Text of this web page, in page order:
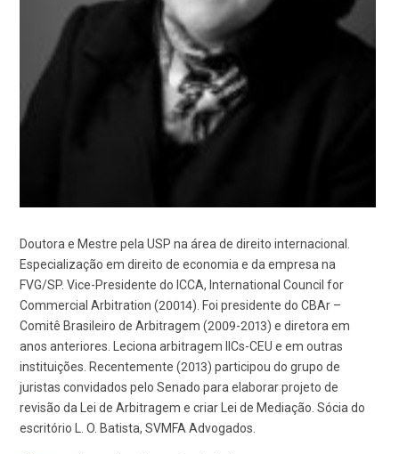
Doutora e Mestre pela USP na área de direito internacional.
Especialização em direito de economia e da empresa na
FVG/SP. Vice-Presidente do ICCA, International Council for
Commercial Arbitration (20014). Foi presidente do CBAr –
Comitê Brasileiro de Arbitragem (2009-2013) e diretora em
anos anteriores. Leciona arbitragem IICs-CEU e em outras
instituições. Recentemente (2013) participou do grupo de
juristas convidados pelo Senado para elaborar projeto de
revisão da Lei de Arbitragem e criar Lei de Mediação. Sócia do
escritório L. O. Batista, SVMFA Advogados.